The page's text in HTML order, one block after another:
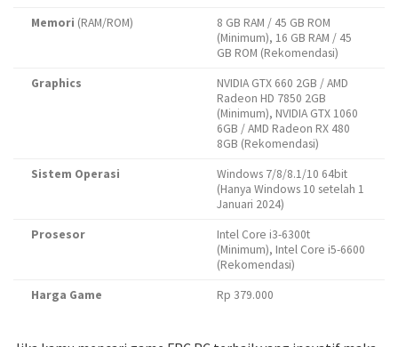
Memori (RAM/ROM)
8 GB RAM / 45 GB ROM
(Minimum), 16 GB RAM / 45
GB ROM (Rekomendasi)
Graphics
NVIDIA GTX 660 2GB / AMD
Radeon HD 7850 2GB
(Minimum), NVIDIA GTX 1060
6GB / AMD Radeon RX 480
8GB (Rekomendasi)
Sistem Operasi
Windows 7/8/8.1/10 64bit
(Hanya Windows 10 setelah 1
Januari 2024)
Prosesor
Intel Core i3-6300t
(Minimum), Intel Core i5-6600
(Rekomendasi)
Harga Game
Rp 379.000